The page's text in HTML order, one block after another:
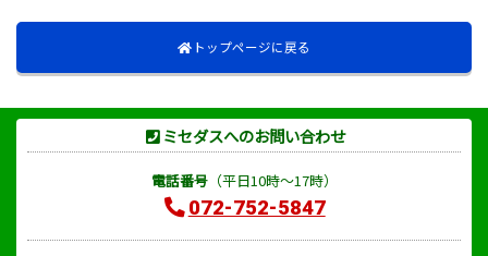
トップページに戻る
ミセダスへのお問い合わせ
電話番号（平日10時～17時）
072-752-5847